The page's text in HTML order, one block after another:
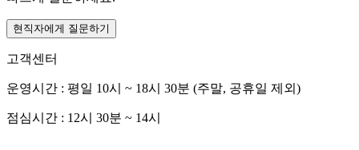
현직자에게 질문하기
고객센터
운영시간 : 평일 10시 ~ 18시 30분 (주말, 공휴일 제외)
점심시간 : 12시 30분 ~ 14시